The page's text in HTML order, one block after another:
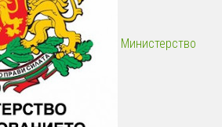
Министерство